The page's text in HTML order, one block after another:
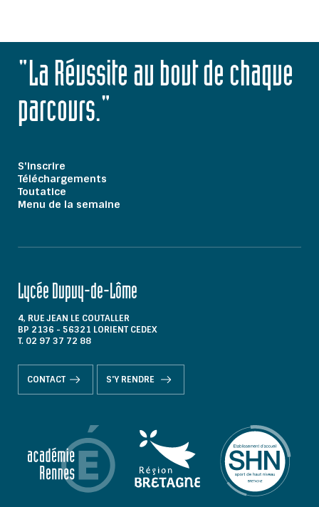
"La Réussite au bout de chaque
parcours."
S'inscrire
Téléchargements
Toutatice
Menu de la semaine
Lycée Dupuy-de-Lôme
4, RUE JEAN LE COUTALLER
BP 2136 - 56321 LORIENT CEDEX
T. 02 97 37 72 88
CONTACT S'Y RENDRE